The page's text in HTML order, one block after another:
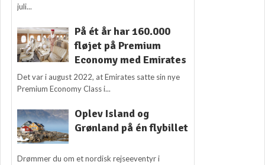
juli...
På ét år har 160.000
fløjet på Premium
Economy med Emirates
Det var i august 2022, at Emirates satte sin nye
Premium Economy Class i...
Oplev Island og
Grønland på én flybillet
Drømmer du om et nordisk rejseeventyr i